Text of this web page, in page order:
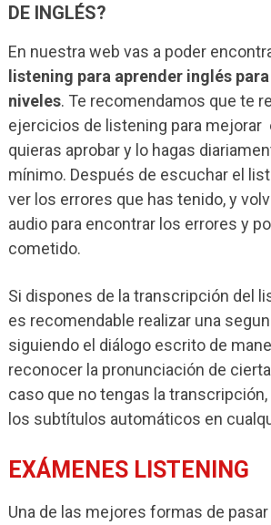
DE INGLÉS?
En nuestra web vas a poder
listening para aprender inglés
niveles. Te recomendamos que te
ejercicios de listening para mejorar
quieras aprobar y lo hagas
mínimo. Después de escuchar el
ver los errores que has tenido, y
audio para encontrar los errores y
cometido.
Si dispones de la transcripción del
es recomendable realizar una
siguiendo el diálogo escrito de
reconocer la pronunciación de
caso que no tengas la
los subtítulos automáticos en
EXÁMENES LISTENING
Una de las mejores formas de